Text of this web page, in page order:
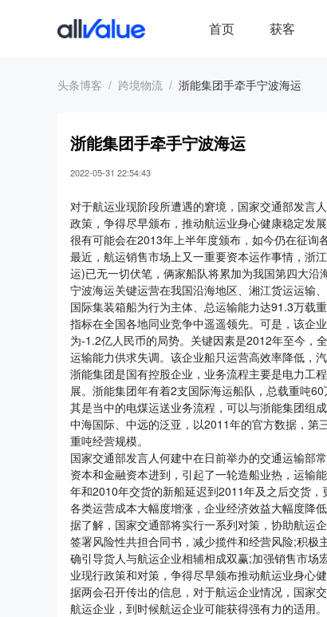
首页 获客
头条博客 跨境物流 浙能集团手牵手宁波海运
浙能集团手牵手宁波海运
2022-05-31 22:54:43
对于航运业现阶段所遭遇的窘境，国家交通部发言
政策，争得尽早颁布，推动航运业身心健康稳定发
很有可能会在2013年上半年度颁布，如今仍在征询
最近，航运销售市场上又一重要资本运作事情，浙
运)已无一切伏笔，俩家船队将累加为我国第四大沿
宁波海运关键运营在我国沿海地区、湘江货运运输
国际集装箱船为行为主体、总运输能力达91.3万载
指标在全国各地同业竞争中遥遥领先。可是，该企
为-1.2亿人民币的局势。关键因素是2012年至今，
运输能力供求失调。该企业船只运营高效率降低，
浙能集团是国有控股企业，业务流程主要是电力工
展。浙能集团年有着2支国际海运船队，总载重吨
其是当中的电煤运送业务流程，可以与浙能集团组
中海国际、中远的泛亚，以2011年的官方数据，
重吨经营规模。
国家交通部发言人何建中在日前举办的交通运输部
资本和金融资本进到，引起了一轮造船业热，运输
年和2010年交货的新船延迟到2011年及之后交货
各类运营成本大幅度增涨，企业经济效益大幅度降
据了解，国家交通部将实行一系列对策，协助航运
签署风险性共担合同书，减少揽件和经营风险;积
确引导货人与航运企业相辅相成双赢;加强销售市
业现行政策和对策，争得尽早颁布推动航运业身心健
据两会召开传出的信息，对于航运企业情况，国家
航运企业，到时候航运企业可能获得强有力的适用